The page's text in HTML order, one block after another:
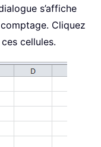
s’affiche
Cliquez
cellules.